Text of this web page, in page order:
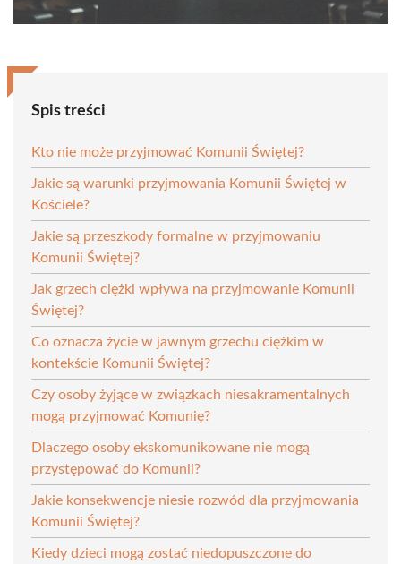
Spis treści
Kto nie może przyjmować Komunii Świętej?
Jakie są warunki przyjmowania Komunii Świętej w
Kościele?
Jakie są przeszkody formalne w przyjmowaniu
Komunii Świętej?
Jak grzech ciężki wpływa na przyjmowanie Komunii
Świętej?
Co oznacza życie w jawnym grzechu ciężkim w
kontekście Komunii Świętej?
Czy osoby żyjące w związkach niesakramentalnych
mogą przyjmować Komunię?
Dlaczego osoby ekskomunikowane nie mogą
przystępować do Komunii?
Jakie konsekwencje niesie rozwód dla przyjmowania
Komunii Świętej?
Kiedy dzieci mogą zostać niedopuszczone do